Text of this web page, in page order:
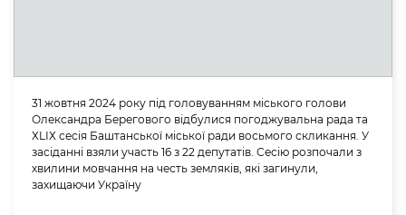
31 жовтня 2024 року під головуванням міського голови
Олександра Берегового відбулися погоджувальна рада та
ХLІХ сесія Баштанської міської ради восьмого скликання. У
засіданні взяли участь 16 з 22 депутатів. Сесію розпочали з
хвилини мовчання на честь земляків, які загинули,
захищаючи Україну